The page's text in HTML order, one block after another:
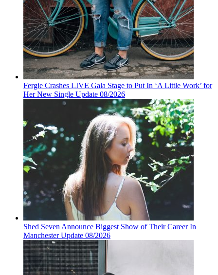
Fergie Crashes LIVE Gala Stage to Put In ‘A Little Work’ for
Her New Single Update 08/2026
Shed Seven Announce Biggest Show of Their Career In
Manchester Update 08/2026